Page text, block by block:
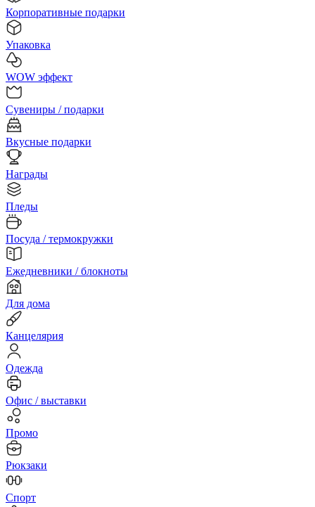
Корпоративные подарки
Упаковка
WOW эффект
Сувениры / подарки
Вкусные подарки
Награды
Пледы
Посуда / термокружки
Ежедневники / блокноты
Для дома
Канцелярия
Одежда
Офис / выставки
Промо
Рюкзаки
Спорт